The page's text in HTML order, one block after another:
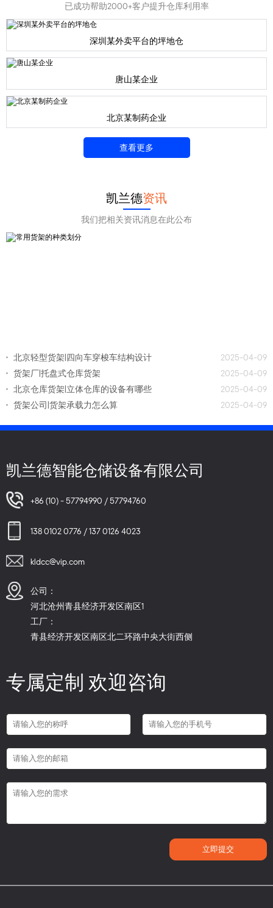
已成功帮助2000+客户提升仓库利用率
深圳某外卖平台的坪地仓
唐山某企业
北京某制药企业
查看更多
凯兰德资讯
我们把相关资讯消息在此公布
北京轻型货架|四向车穿梭车结构设计
2025-04-09
货架厂|托盘式仓库货架
2025-04-09
北京仓库货架|立体仓库的设备有哪些
2025-04-09
货架公司|货架承载力怎么算
2025-04-09
凯兰德智能仓储设备有限公司
+86 (10) - 57794990 / 57794760
138 0102 0776 / 137 0126 4023
kldcc@vip.com
公司：
河北沧州青县经济开发区南区1
工厂：
青县经济开发区南区北二环路中央大街西侧
专属定制 欢迎咨询